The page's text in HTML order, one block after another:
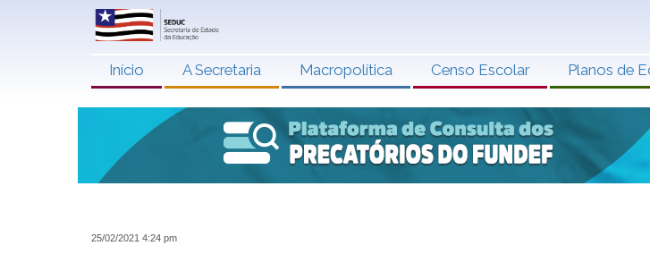
Início A Secretaria Macropolítica Censo Escolar Planos de
25/02/2021 4:24 pm